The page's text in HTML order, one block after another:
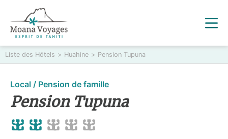
Liste des Hôtels > Huahine > Pension Tupuna
Local / Pension de famille
Pension Tupuna